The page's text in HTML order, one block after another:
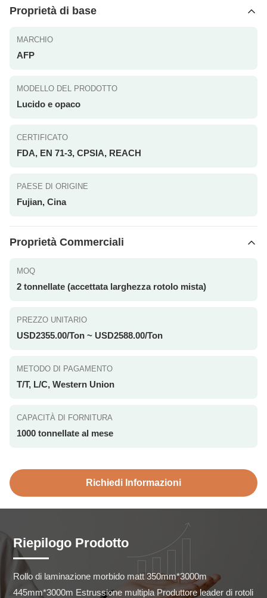
Proprietà di base
MARCHIO
AFP
MODELLO DEL PRODOTTO
Lucido e opaco
CERTIFICATO
FDA, EN 71-3, CPSIA, REACH
PAESE DI ORIGINE
Fujian, Cina
Proprietà Commerciali
MOQ
2 tonnellate (accettata larghezza rotolo mista)
PREZZO UNITARIO
USD2355.00/Ton ~ USD2588.00/Ton
METODO DI PAGAMENTO
T/T, L/C, Western Union
CAPACITÀ DI FORNITURA
1000 tonnellate al mese
Richiedi Informazioni
Riepilogo Prodotto
Rollo di laminazione morbido matt 350mm*3000m
445mm*3000m Estrussione multipla Produttore leader di rotoli